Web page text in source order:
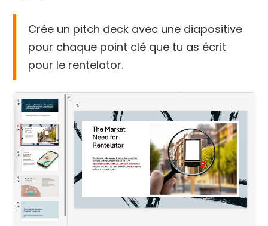
Crée un pitch deck avec une diapositive
pour chaque point clé que tu as écrit
pour le rentelator.